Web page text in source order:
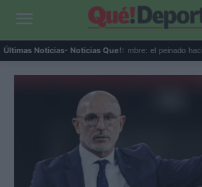
Últimas Noticias- Noticias Que!:
El corte slick back para hombre: el peinado hacia ...